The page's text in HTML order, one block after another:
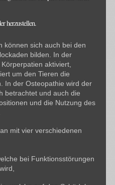
herzustellen.
können sich auch bei den
bilden. In der
aktiviert,
um den Tieren die
In der Osteopathie wird der
betrachtet und auch die
und die Nutzung des
mit vier verschiedenen
bei Funktionsstörungen